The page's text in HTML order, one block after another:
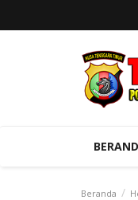
Beranda